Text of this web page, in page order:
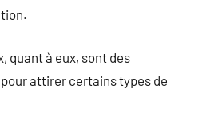
quant à eux, sont des
attirer certains types de